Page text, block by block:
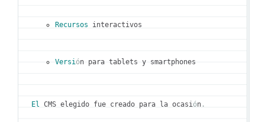
Recursos interactivos
Versión para tablets y smartphones
El CMS elegido fue creado para la ocasión.